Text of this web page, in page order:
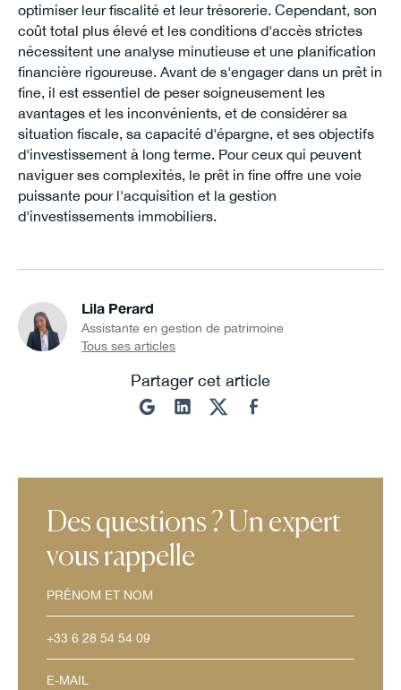
optimiser leur fiscalité et leur trésorerie. Cependant, son
coût total plus élevé et les conditions d'accès strictes
nécessitent une analyse minutieuse et une planification
financière rigoureuse. Avant de s'engager dans un prêt in
fine, il est essentiel de peser soigneusement les
avantages et les inconvénients, et de considérer sa
situation fiscale, sa capacité d'épargne, et ses objectifs
d'investissement à long terme. Pour ceux qui peuvent
naviguer ses complexités, le prêt in fine offre une voie
puissante pour l'acquisition et la gestion
d'investissements immobiliers.
Lila Perard
Assistante en gestion de patrimoine
Tous ses articles
Partager cet article
Des questions ? Un expert
vous rappelle